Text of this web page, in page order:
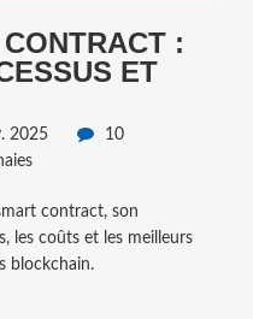
:
ET
2025
10
contract, son
les coûts et les meilleurs
blockchain.